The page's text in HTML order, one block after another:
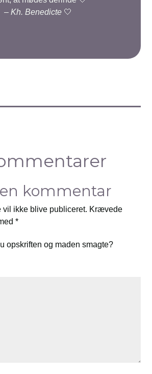
– Kh. Benedicte🤍
kommentar
vil ikke blive publiceret. Krævede
*
opskriften og maden smagte?